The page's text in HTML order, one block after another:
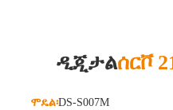
ዲጂታልሰርቮ
ሞዴል፡DS-S007M